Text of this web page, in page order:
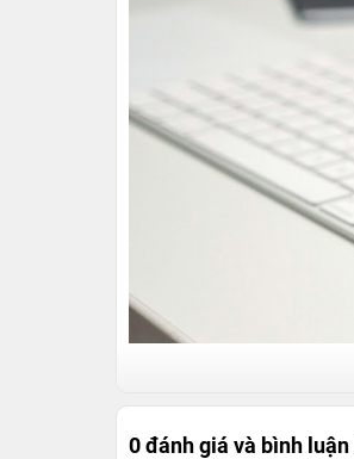
0 đánh giá và bình luận